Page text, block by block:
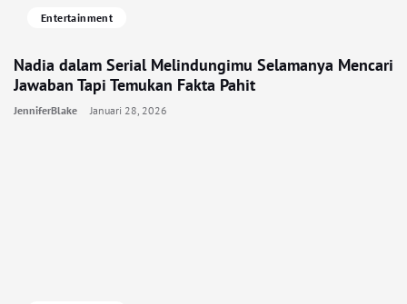
Entertainment
Nadia dalam Serial Melindungimu Selamanya Mencari
Jawaban Tapi Temukan Fakta Pahit
JenniferBlake Januari 28, 2026